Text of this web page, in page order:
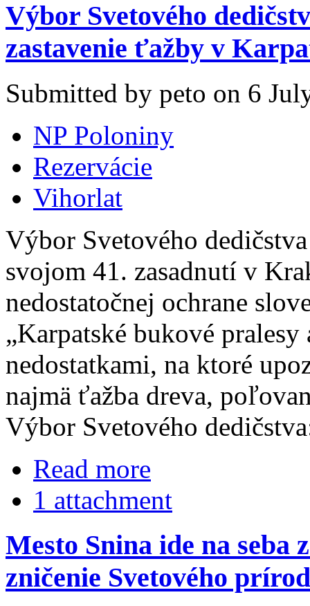
Výbor Svetového
zastavenie ťažby v
Submitted by peto on 6
NP Poloniny
Rezervácie
Vihorlat
Výbor Svetového
svojom 41. zasadnutí v
nedostatočnej ochrane
„Karpatské bukové
nedostatkami, na ktoré
najmä ťažba dreva,
Výbor Svetového
Read more
1 attachment
Mesto Snina ide na
zničenie Svetového